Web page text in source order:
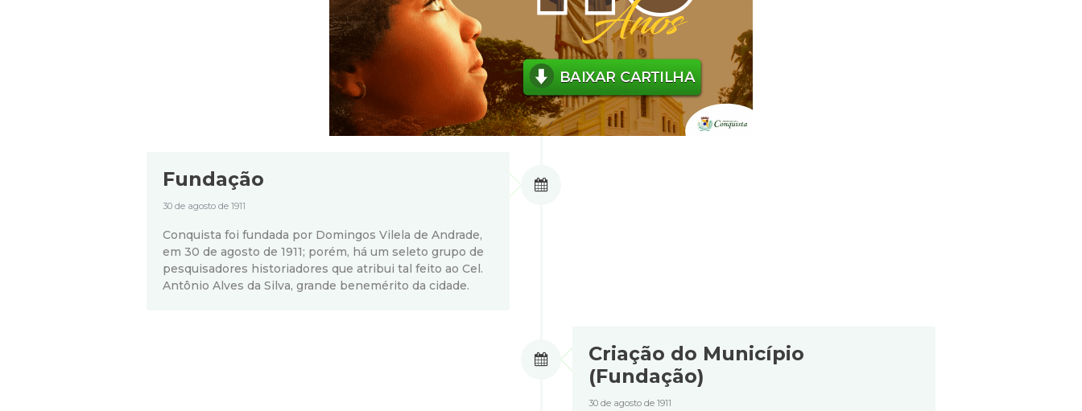
r
a
M
u
i
c
i
Fundação
30 de agosto de 1911
Conquista foi fundada por Domingos Vilela de Andrade,
em 30 de agosto de 1911; porém, há um seleto grupo de
pesquisadores historiadores que atribui tal feito ao Cel.
Antônio Alves da Silva, grande benemérito da cidade.
Criação do Município
(Fundação)
30 de agosto de 1911